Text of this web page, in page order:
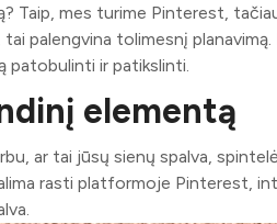
Taip, mes turime Pinterest,
palengvina tolimesnį
patobulinti ir patikslinti.
elementą
ar tai jūsų sienų spalva,
rasti platformoje Pinterest,